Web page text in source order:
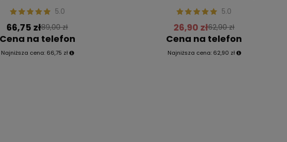
5.0
66,75 zł89,00 zł
Cena na telefon
Najniższa cena: 66,75 zł
5.0
26,90 zł62,90 zł
Cena na telefon
Najniższa cena: 62,90 zł